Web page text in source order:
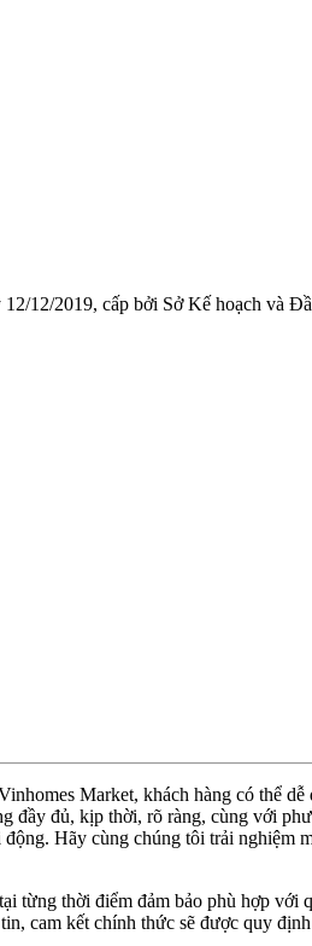
12/2019, cấp bởi Sở Kế hoạch và
Market, khách hàng có thể
đầy đủ, kịp thời, rõ ràng, cùng với
Hãy cùng chúng tôi trải nghiệm
từng thời điểm đảm bảo phù hợp với
cam kết chính thức sẽ được quy